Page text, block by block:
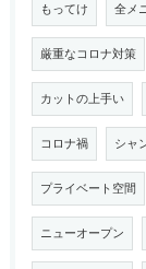
もってけ 全メ
厳重なコロナ対策
カットの上手い
コロナ禍 シャ
プライベート空間
ニューオープン